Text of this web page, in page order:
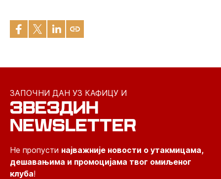
ЗАПОЧНИ ДАН УЗ КАФИЦУ И
ЗВЕЗДИН
NEWSLETTER
Не пропусти најважније новости о утакмицама,
дешавањима и промоцијама твог омиљеног
клуба!